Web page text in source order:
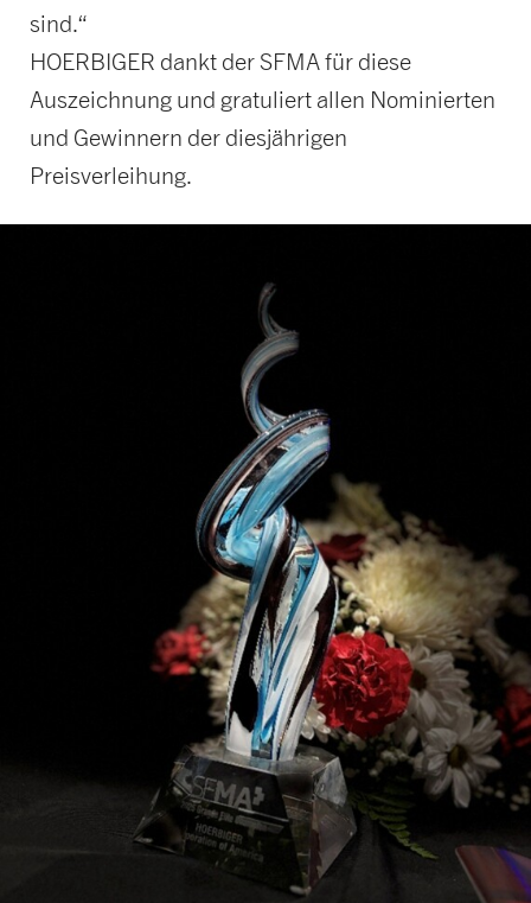
sind.“
HOERBIGER dankt der SFMA für diese
Auszeichnung und gratuliert allen Nominierten
und Gewinnern der diesjährigen
Preisverleihung.